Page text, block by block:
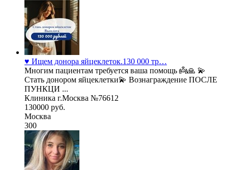
♥️ Ищем донора яйцеклеток.130 000 тр…
Многим пациентам требуется ваша помощь 👼🙏 💫
Стать донором яйцеклетки💫 Вознаграждение ПОСЛЕ
ПУНКЦИ ...
Клиника г.Москва №76612
130000 руб.
Москва
300